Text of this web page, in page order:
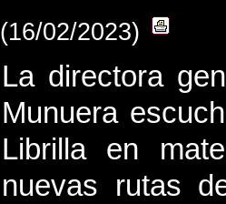
(16/02/2023)
La directora
Munuera
Librilla en
nuevas rutas